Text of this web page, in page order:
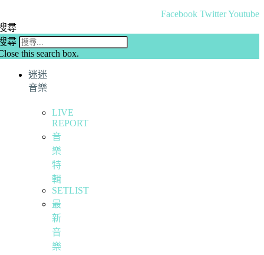
Facebook TwitterYoutube
尋
尋
this search box.
迷迷
音樂
LIVE
REPORT
音
樂
特
輯
SETLIST
最
新
音
樂